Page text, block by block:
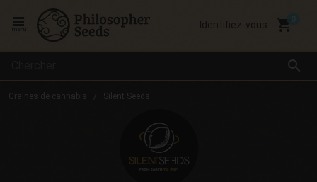
search
Identifiez-vous local_grocery_store
Graines de cannabis Silent Seeds